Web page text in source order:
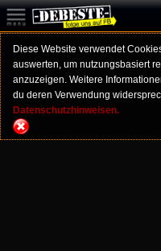
Diese Website verwendet
auswerten, um nutzungsbasiert
anzuzeigen. Weitere
du deren Verwendung
Datenschutzhinweisen.